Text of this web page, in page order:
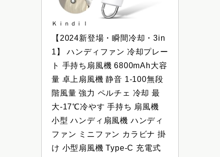
Ｋｉｎｄｉｌ
【2024新登場・瞬間冷却・3in
1】 ハンディファン 冷却プレー
ト 手持ち扇風機 6800mAh大容
量 卓上扇風機 静音 1-100無段
階風量 強力 ペルチェ 冷却 最
大-17℃冷やす 手持ち 扇風機
小型 ハンディ扇風機 ハンディ
ファン ミニファン カラビナ 掛
け 小型扇風機 Type-C 充電式